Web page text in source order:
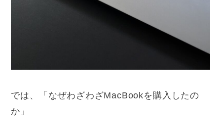
では、「なぜわざわざMacBookを購入したの
か」